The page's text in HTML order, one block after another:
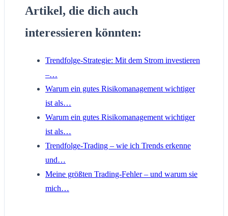
Artikel, die dich auch
interessieren könnten:
Trendfolge-Strategie: Mit dem Strom investieren
–…
Warum ein gutes Risikomanagement wichtiger
ist als…
Warum ein gutes Risikomanagement wichtiger
ist als…
Trendfolge-Trading – wie ich Trends erkenne
und…
Meine größten Trading-Fehler – und warum sie
mich…